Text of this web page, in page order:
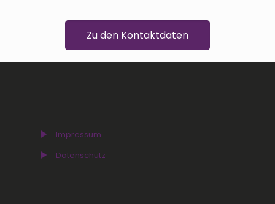
Zu den Kontaktdaten
Impressum
Datenschutz